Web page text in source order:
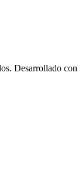
Desarrollado con